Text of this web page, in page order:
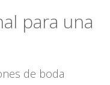
para una
de boda